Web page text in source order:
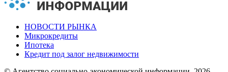
НОВОСТИ РЫНКА
Микрокредиты
Ипотека
Кредит под залог недвижимости